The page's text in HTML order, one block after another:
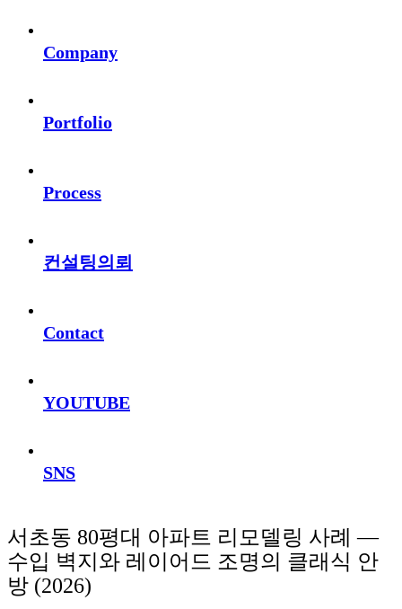
Company
Portfolio
Process
컨설팅의뢰
Contact
YOUTUBE
SNS
서초동 80평대 아파트 리모델링 사례 —
수입 벽지와 레이어드 조명의 클래식 안
방 (2026)